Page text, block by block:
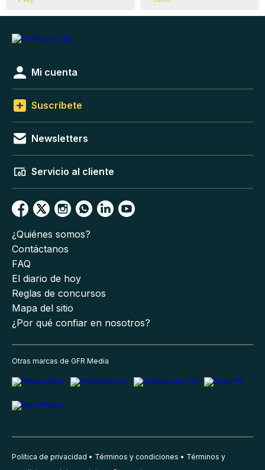
Mi cuenta
Suscríbete
Newsletters
Servicio al cliente
¿Quiénes somos?
Contáctanos
FAQ
El diario de hoy
Reglas de concursos
Mapa del sitio
¿Por qué confiar en nosotros?
Otras marcas de GFR Media
Política de privacidad Términos y condiciones
Términos y